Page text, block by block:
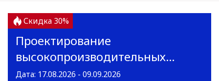
Проектирование
высокопроизводительных
приложений и инструменты ИИ
Дата: 17.08.2026 - 09.09.2026
Скидка 30%